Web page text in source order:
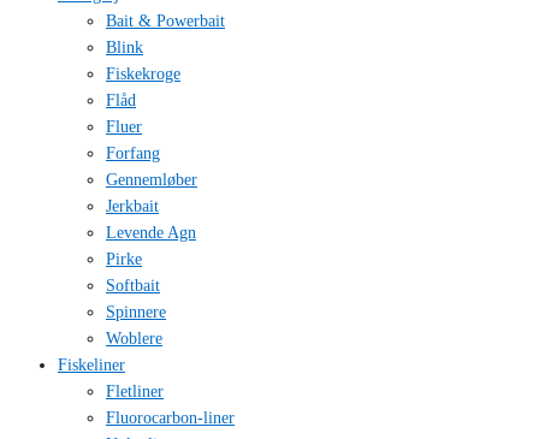
Bait & Powerbait
Blink
Fiskekroge
Flåd
Fluer
Forfang
Gennemløber
Jerkbait
Levende Agn
Pirke
Softbait
Spinnere
Woblere
Fiskeliner
Fletliner
Fluorocarbon-liner